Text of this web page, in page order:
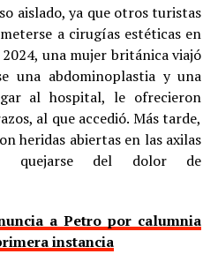
aislado, ya que otros turistas
a cirugías estéticas en
una mujer británica viajó
una abdominoplastia y una
al hospital, le ofrecieron
al que accedió. Más tarde,
heridas abiertas en las axilas
del dolor de
a Petro por calumnia
instancia